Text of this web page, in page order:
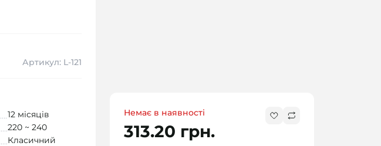
Артикул: L-121
Немає в наявності
313.20 грн.
12 місяців
220 ~ 240
Класичний